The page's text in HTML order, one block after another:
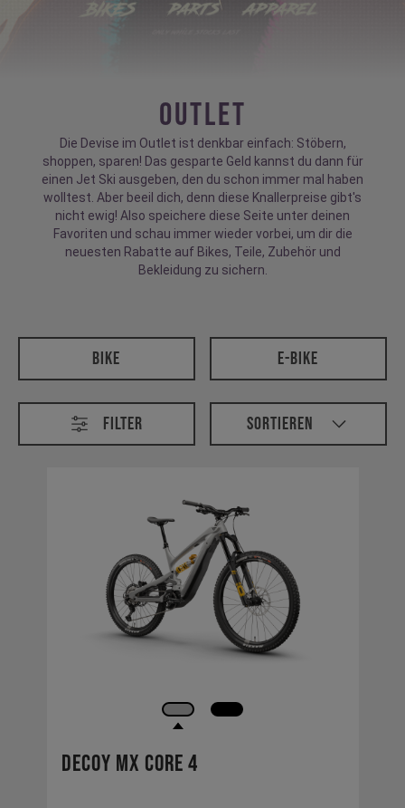
Outlet
Die Devise im Outlet ist denkbar einfach: Stöbern,
shoppen, sparen! Das gesparte Geld kannst du dann für
einen Jet Ski ausgeben, den du schon immer mal haben
wolltest. Aber beeil dich, denn diese Knallerpreise gibt's
nicht ewig! Also speichere diese Seite unter deinen
Favoriten und schau immer wieder vorbei, um dir die
neuesten Rabatte auf Bikes, Teile, Zubehör und
Bekleidung zu sichern.
Bike E-Bike
Filter Sortieren
Decoy MX CORE 4